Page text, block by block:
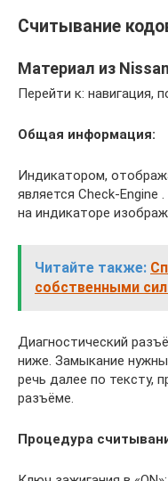
Cчитывание
Материал из
Перейти к: навигация,
Общая информация:
Индикатором,
является Check-Engine
на индикаторе
Читайте также:
собственными
Диагностический
ниже. Замыкание
речь далее по тексту,
разъёме.
Процедура